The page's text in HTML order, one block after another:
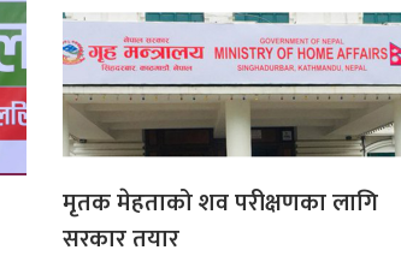
मृतक मेहताको शव परीक्षणका लागि
सरकार तयार